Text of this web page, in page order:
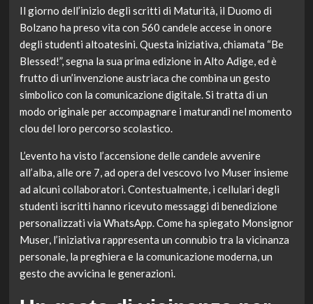
Il giorno dell’inizio degli scritti di Maturità, il Duomo di
Bolzano ha preso vita con 560 candele accese in onore
degli studenti altoatesini. Questa iniziativa, chiamata “Be
Blessed!”, segna la sua prima edizione in Alto Adige, ed è
frutto di un’invenzione austriaca che combina un gesto
simbolico con la comunicazione digitale. Si tratta di un
modo originale per accompagnare i maturandi nel momento
clou del loro percorso scolastico.
L’evento ha visto l’accensione delle candele avvenire
all’alba, alle ore 7, ad opera del vescovo Ivo Muser insieme
ad alcuni collaboratori. Contestualmente, i cellulari degli
studenti iscritti hanno ricevuto messaggi di benedizione
personalizzati via WhatsApp. Come ha spiegato Monsignor
Muser, l’iniziativa rappresenta un connubio tra la vicinanza
personale, la preghiera e la comunicazione moderna, un
gesto che avvicina le generazioni.